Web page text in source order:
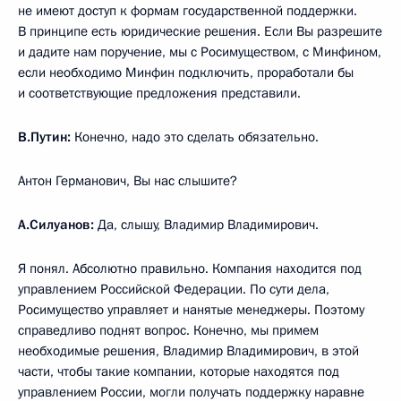
не имеют доступ к формам государственной поддержки.
В принципе есть юридические решения. Если Вы разрешите
и дадите нам поручение, мы с Росимуществом, с Минфином,
если необходимо Минфин подключить, проработали бы
и соответствующие предложения представили.
В.Путин: Конечно, надо это сделать обязательно.
Антон Германович, Вы нас слышите?
А.Силуанов: Да, слышу, Владимир Владимирович.
Я понял. Абсолютно правильно. Компания находится под
управлением Российской Федерации. По сути дела,
Росимущество управляет и нанятые менеджеры. Поэтому
справедливо поднят вопрос. Конечно, мы примем
необходимые решения, Владимир Владимирович, в этой
части, чтобы такие компании, которые находятся под
управлением России, могли получать поддержку наравне